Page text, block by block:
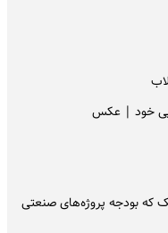
خود |‌ عکس
استیل؛ ۵ اشتباه مهلک که بودجه پروژه‌های صنعتی